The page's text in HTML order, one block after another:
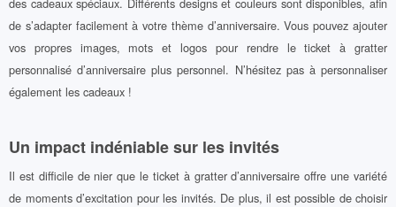
de s’adapter facilement à votre thème d’anniversaire. Vous pouvez ajouter
vos propres images, mots et logos pour rendre le ticket à gratter
personnalisé d’anniversaire plus personnel. N’hésitez pas à personnaliser
également les cadeaux !
Un impact indéniable sur les invités
Il est difficile de nier que le ticket à gratter d’anniversaire offre une variété
de moments d’excitation pour les invités. De plus, il est possible de choisir